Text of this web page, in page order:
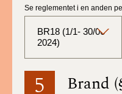
5 Brand
Se reglementet i en anden
BR18 (1/1- 30/06
2024)
BR18 (Aktuelt)